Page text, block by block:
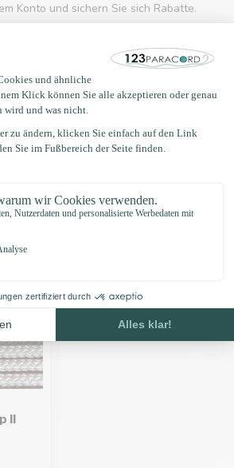
Konto und sichern Sie sich Rabatte.
nach Hause ab 150 €
II